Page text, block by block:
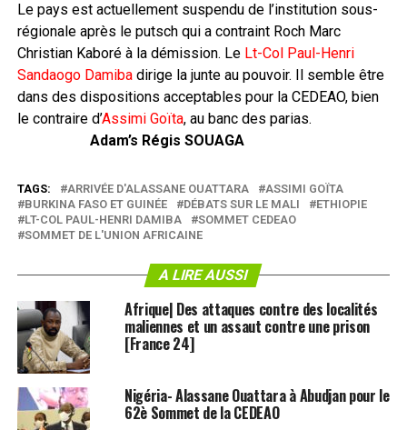
Le pays est actuellement suspendu de l’institution sous-
régionale après le putsch qui a contraint Roch Marc
Christian Kaboré à la démission. Le Lt-Col Paul-Henri
Sandaogo Damibadirige la junte au pouvoir. Il semble être
dans des dispositions acceptables pour la CEDEAO, bien
le contraire d’Assimi Goïta, au banc des parias.
Adam’s Régis SOUAGA
TAGS: ARRIVÉE D'ALASSANE OUATTARA
ASSIMI GOÏTA
BURKINA FASO ET GUINÉE
DÉBATS SUR LE MALI
ETHIOPIE
LT-COL PAUL-HENRI DAMIBA
SOMMET CEDEAO
SOMMET DE L'UNION AFRICAINE
A LIRE AUSSI
Afrique| Des attaques contre des localités
maliennes et un assaut contre une prison
[France 24]
Nigéria- Alassane Ouattara à Abudjan pour le
62è Sommet de la CEDEAO